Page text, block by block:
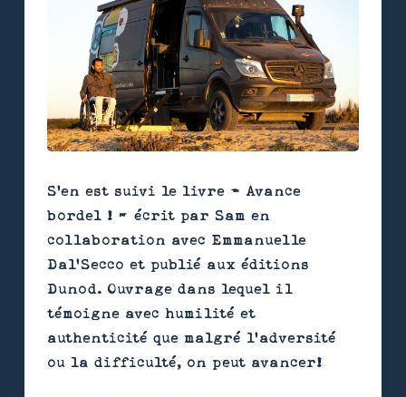
S'en est suivi le livre « Avance
bordel ! » écrit par Sam en
collaboration avec Emmanuelle
Dal’Secco et publié aux éditions
Dunod. Ouvrage dans lequel il
témoigne avec humilité et
authenticité que malgré l’adversité
ou la difficulté, on peut avancer!